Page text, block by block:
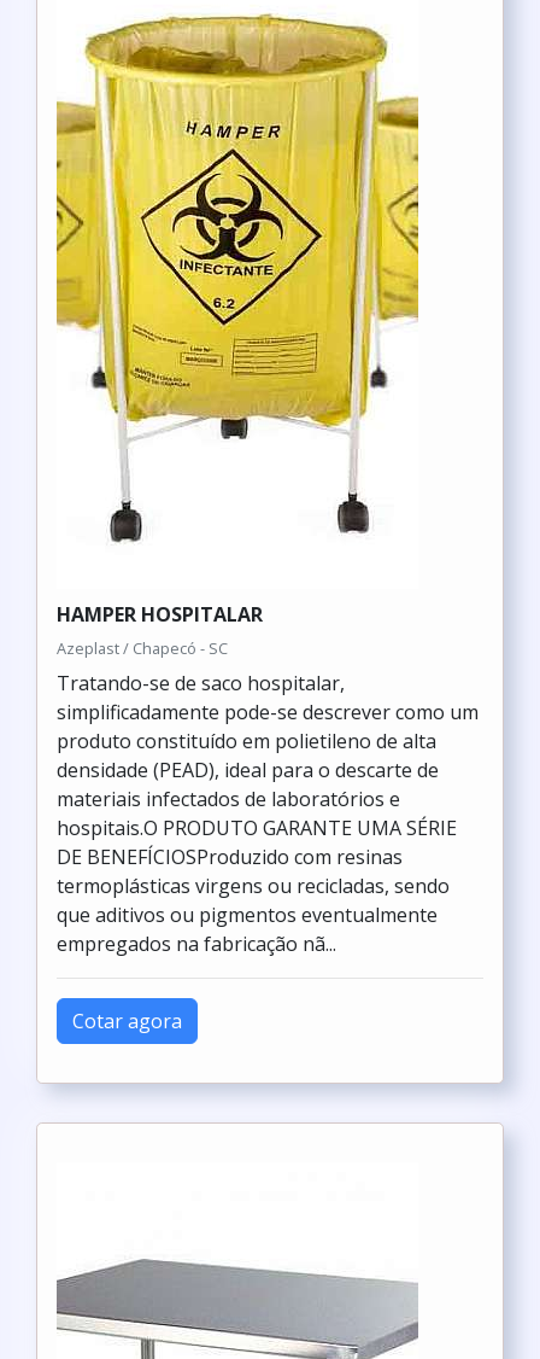
HAMPER HOSPITALAR
Azeplast / Chapecó - SC
Tratando-se de saco hospitalar,
simplificadamente pode-se descrever como um
produto constituído em polietileno de alta
densidade (PEAD), ideal para o descarte de
materiais infectados de laboratórios e
hospitais.O PRODUTO GARANTE UMA SÉRIE
DE BENEFÍCIOSProduzido com resinas
termoplásticas virgens ou recicladas, sendo
que aditivos ou pigmentos eventualmente
empregados na fabricação nã...
Cotar agora